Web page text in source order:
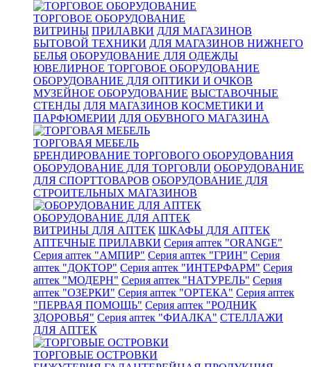
ТОРГОВОЕ ОБОРУДОВАНИЕ
ВИТРИНЫ ПРИЛАВКИ ДЛЯ МАГАЗИНОВ
БЫТОВОЙ ТЕХНИКИ ДЛЯ МАГАЗИНОВ НИЖНЕГО
БЕЛЬЯ ОБОРУДОВАНИЕ ДЛЯ ОДЕЖДЫ
ЮВЕЛИРНОЕ ТОРГОВОЕ ОБОРУДОВАНИЕ
ОБОРУДОВАНИЕ ДЛЯ ОПТИКИ И ОЧКОВ
МУЗЕЙНОЕ ОБОРУДОВАНИЕ ВЫСТАВОЧНЫЕ
СТЕНДЫ ДЛЯ МАГАЗИНОВ КОСМЕТИКИ И
ПАРФЮМЕРИИ ДЛЯ ОБУВНОГО МАГАЗИНА
ТОРГОВАЯ МЕБЕЛЬ
БРЕНДИРОВАНИЕ ТОРГОВОГО ОБОРУДОВАНИЯ
ОБОРУДОВАНИЕ ДЛЯ ТОРГОВЛИ ОБОРУДОВАНИЕ
ДЛЯ СПОРТТОВАРОВ ОБОРУДОВАНИЕ ДЛЯ
СТРОИТЕЛЬНЫХ МАГАЗИНОВ
ОБОРУДОВАНИЕ ДЛЯ АПТЕК
ВИТРИНЫ ДЛЯ АПТЕК ШКАФЫ ДЛЯ АПТЕК
АПТЕЧНЫЕ ПРИЛАВКИ Серия аптек "ORANGE"
Серия аптек "АМПИР" Серия аптек "ГРИН" Серия
аптек "ДОКТОР" Серия аптек "ИНТЕРФАРМ" Серия
аптек "МОДЕРН" Серия аптек "НАТУРЕЛЬ" Серия
аптек "ОЗЕРКИ" Серия аптек "ОРТЕКА" Серия аптек
"ПЕРВАЯ ПОМОЩЬ" Серия аптек "РОДНИК
ЗДОРОВЬЯ" Серия аптек "ФИАЛКА" СТЕЛЛАЖИ
ДЛЯ АПТЕК
ТОРГОВЫЕ ОСТРОВКИ